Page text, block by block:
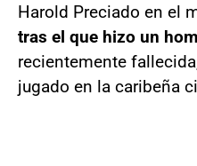
Harold Preciado en el
tras el que hizo un
recientemente
jugado en la caribeña